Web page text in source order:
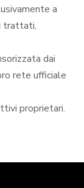
a
trattati,
dai
rete ufficiale
proprietari.